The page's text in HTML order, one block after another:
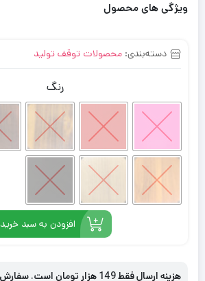
ویژگی های محصول
دسته‌بندی: محصولات توقف تولید
رنگ
افزودن به سبد خرید